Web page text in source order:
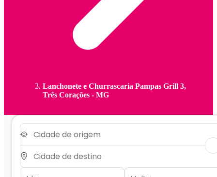
Lanchonete e Churrascaria Pampas Grill 3,
Três Corações - MG